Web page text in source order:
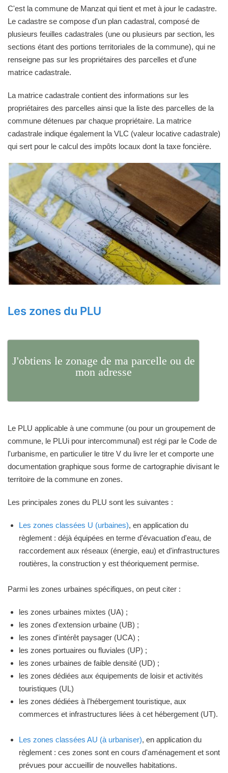
C'est la commune de Manzat qui tient et met à jour le cadastre.
Le cadastre se compose d'un plan cadastral, composé de
plusieurs feuilles cadastrales (une ou plusieurs par section, les
sections étant des portions territoriales de la commune), qui ne
renseigne pas sur les propriétaires des parcelles et d'une
matrice cadastrale.
La matrice cadastrale contient des informations sur les
propriétaires des parcelles ainsi que la liste des parcelles de la
commune détenues par chaque propriétaire. La matrice
cadastrale indique également la VLC (valeur locative cadastrale)
qui sert pour le calcul des impôts locaux dont la taxe foncière.
Les zones du PLU
J'obtiens le zonage de ma parcelle ou de
mon adresse
Le PLU applicable à une commune (ou pour un groupement de
commune, le PLUi pour intercommunal) est régi par le Code de
l'urbanisme, en particulier le titre V du livre Ier et comporte une
documentation graphique sous forme de cartographie divisant le
territoire de la commune en zones.
Les principales zones du PLU sont les suivantes :
Les zones classées U (urbaines), en application du
règlement : déjà équipées en terme d'évacuation d'eau, de
raccordement aux réseaux (énergie, eau) et d'infrastructures
routières, la construction y est théoriquement permise.
Parmi les zones urbaines spécifiques, on peut citer :
les zones urbaines mixtes (UA) ;
les zones d'extension urbaine (UB) ;
les zones d'intérêt paysager (UCA) ;
les zones portuaires ou fluviales (UP) ;
les zones urbaines de faible densité (UD) ;
les zones dédiées aux équipements de loisir et activités
touristiques (UL)
les zones dédiées à l'hébergement touristique, aux
commerces et infrastructures liées à cet hébergement (UT).
Les zones classées AU (à urbaniser), en application du
règlement : ces zones sont en cours d'aménagement et sont
prévues pour accueillir de nouvelles habitations.